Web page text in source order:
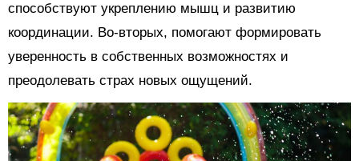
способствуют укреплению мышц и развитию
координации. Во-вторых, помогают формировать
уверенность в собственных возможностях и
преодолевать страх новых ощущений.